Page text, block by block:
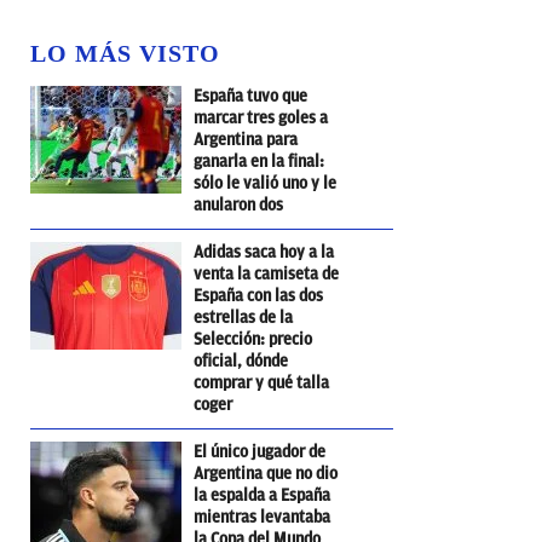
LO MÁS VISTO
España tuvo que
marcar tres goles a
Argentina para
ganarla en la final:
sólo le valió uno y le
anularon dos
Adidas saca hoy a la
venta la camiseta de
España con las dos
estrellas de la
Selección: precio
oficial, dónde
comprar y qué talla
coger
El único jugador de
Argentina que no dio
la espalda a España
mientras levantaba